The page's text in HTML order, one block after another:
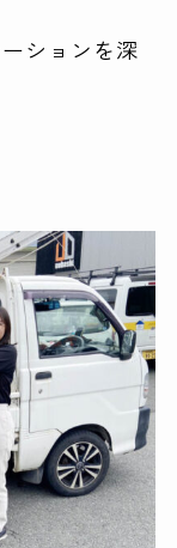
ションを深